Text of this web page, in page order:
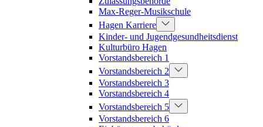
Max-Reger-Musikschule
Hagen Karriere
Kinder- und Jugendgesundheitsdienst
Kulturbüro Hagen
Vorstandsbereich 1
Vorstandsbereich 2
Vorstandsbereich 3
Vorstandsbereich 4
Vorstandsbereich 5
Vorstandsbereich 6